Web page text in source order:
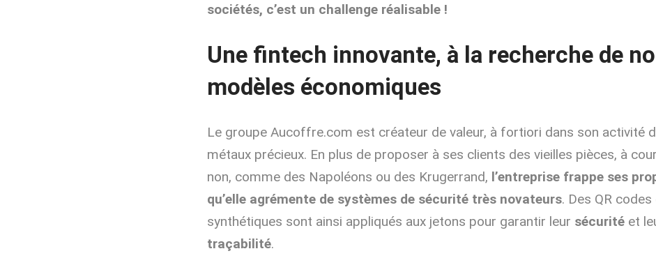
sociétés, c’est un challenge réalisable !
Une fintech innovante, à la recherche de
modèles économiques
Le groupe Aucoffre.com est créateur de valeur, à fortiori dans son activité
métaux précieux. En plus de proposer à ses clients des vieilles pièces, à
non, comme des Napoléons ou des Krugerrand, l’entreprise frappe ses
qu’elle agrémente de systèmes de sécurité très novateurs. Des QR
synthétiques sont ainsi appliqués aux jetons pour garantir leur sécurité et
traçabilité.